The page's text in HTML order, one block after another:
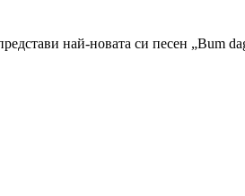
най-новата си песен „Bum